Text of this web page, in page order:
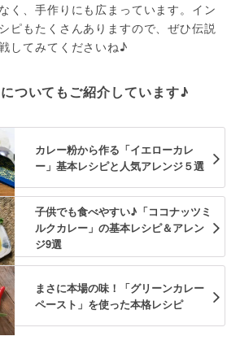
く、手作りにも広まっています。イン
ピもたくさんありますので、ぜひ伝説
してみてくださいね♪
ついてもご紹介しています♪
カレー粉から作る「イエローカレ
ー」基本レシピと人気アレンジ５選
子供でも食べやすい♪「ココナッツミ
ルクカレー」の基本レシピ＆アレン
ジ9選
まさに本場の味！「グリーンカレー
ペースト」を使った本格レシピ